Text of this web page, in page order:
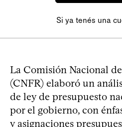
Si ya tenés una
La Comisión Nacional
(CNFR) elaboró un
de ley de presupuesto
por el gobierno, con
y asignaciones